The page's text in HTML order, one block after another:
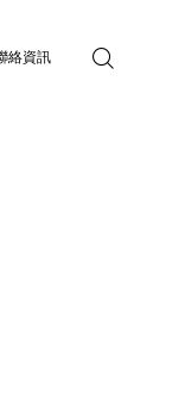
絡資訊